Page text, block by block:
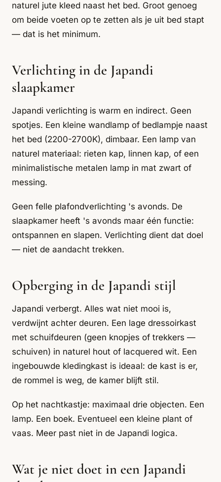
naturel jute kleed naast het bed. Groot genoeg
om beide voeten op te zetten als je uit bed stapt
— dat is het minimum.
Verlichting in de Japandi
slaapkamer
Japandi verlichting is warm en indirect. Geen
spotjes. Een kleine wandlamp of bedlampje naast
het bed (2200-2700K), dimbaar. Een lamp van
naturel materiaal: rieten kap, linnen kap, of een
minimalistische metalen lamp in mat zwart of
messing.
Geen felle plafondverlichting 's avonds. De
slaapkamer heeft 's avonds maar één functie:
ontspannen en slapen. Verlichting dient dat doel
— niet de aandacht trekken.
Opberging in de Japandi stijl
Japandi verbergt. Alles wat niet mooi is,
verdwijnt achter deuren. Een lage dressoirkast
met schuifdeuren (geen knopjes of trekkers —
schuiven) in naturel hout of lacquered wit. Een
ingebouwde kledingkast is ideaal: de kast is er,
de rommel is weg, de kamer blijft stil.
Op het nachtkastje: maximaal drie objecten. Een
lamp. Een boek. Eventueel een kleine plant of
vaas. Meer past niet in de Japandi logica.
Wat je niet doet in een Japandi